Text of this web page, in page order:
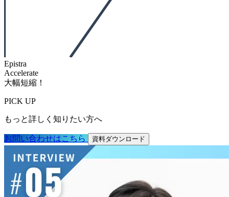
Epistra
Accelerate
大幅短縮！
PICK UP
もっと詳しく 知りたい方へ
お問い合わせはこちら 資料ダウンロード